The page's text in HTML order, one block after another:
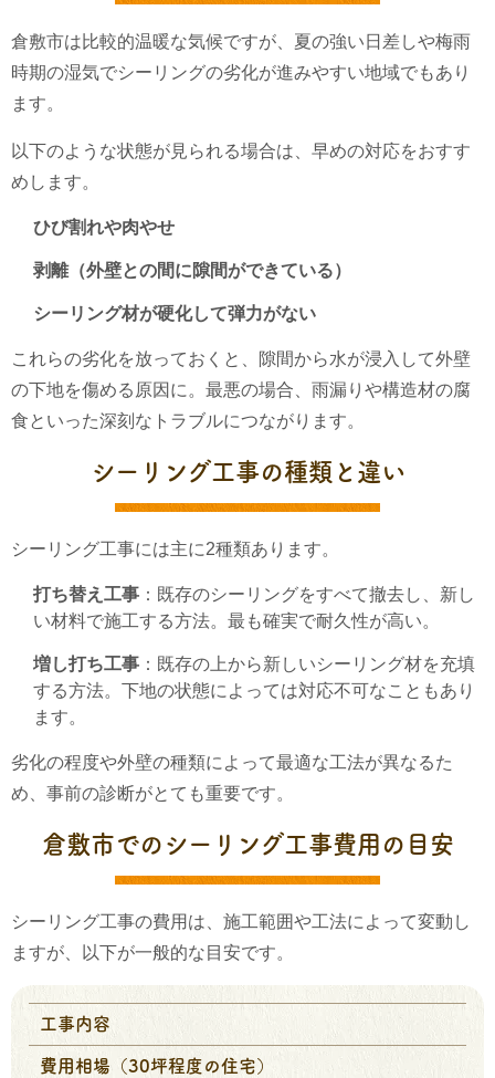
倉敷市は比較的温暖な気候ですが、夏の強い日差しや梅雨
時期の湿気でシーリングの劣化が進みやすい地域でもあり
ます。
以下のような状態が見られる場合は、早めの対応をおすす
めします。
ひび割れや肉やせ
剥離（外壁との間に隙間ができている）
シーリング材が硬化して弾力がない
これらの劣化を放っておくと、隙間から水が浸入して外壁
の下地を傷める原因に。最悪の場合、雨漏りや構造材の腐
食といった深刻なトラブルにつながります。
シーリング工事の種類と違い
シーリング工事には主に2種類あります。
打ち替え工事 ：既存のシーリングをすべて撤去し、新し
い材料で施工する方法。最も確実で耐久性が高い。
増し打ち工事 ：既存の上から新しいシーリング材を充填
する方法。下地の状態によっては対応不可なこともあり
ます。
劣化の程度や外壁の種類によって最適な工法が異なるた
め、事前の診断がとても重要です。
倉敷市でのシーリング工事費用の目安
シーリング工事の費用は、施工範囲や工法によって変動し
ますが、以下が一般的な目安です。
工事内容
費用相場（30坪程度の住宅）